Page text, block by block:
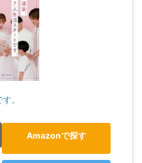
。
Amazonで探す